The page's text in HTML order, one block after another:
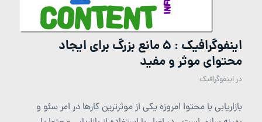
اینفوگرافیک : 5 مانع بزرگ برای ایجاد
محتوای موثر و مفید
در اینفوگرافیک
بازاریابی با محتوا امروزه یکی از موثرترین کارها در امر سئو و